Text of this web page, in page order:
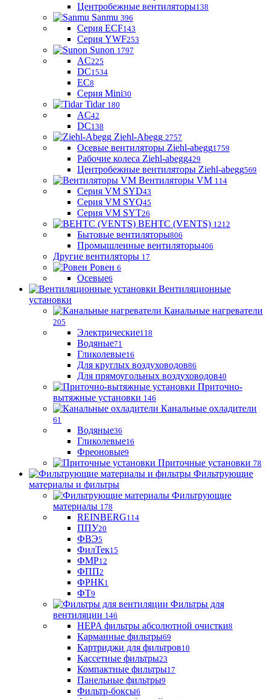
Центробежные вентиляторы138
Sanmu 396
Серия ECF143
Серия YWF253
Sunon 1797
AC225
DC1534
EC8
Серия Mini30
Tidar 180
AC42
DC138
Ziehl-Abegg 2757
Осевые вентиляторы Ziehl-abegg1759
Рабочие колеса Ziehl-abegg429
Центробежные вентиляторы Ziehl-abegg569
Вентиляторы VM 114
Серия VM SYD43
Серия VM SYQ45
Серия VM SYT26
ВЕНТС (VENTS) 1212
Бытовые вентиляторы806
Промышленные вентиляторы406
Другие вентиляторы 17
Ровен 6
Осевые6
Вентиляционные
установки
Канальные нагреватели
205
Электрические118
Водяные71
Гликолевые16
Для круглых воздуховодов86
Для прямоугольных воздуховодов40
Приточно-
вытяжные установки 146
Канальные охладители
61
Водяные36
Гликолевые16
Фреоновые9
Приточные установки 78
Фильтрующие
материалы и фильтры
Фильтрующие
материaлы 178
REINBERG114
ППУ20
ФВЭ5
ФилТек15
ФМР12
ФПП2
ФРНК1
ФТ9
Фильтры для
вентиляции 146
HEPA фильтры абсолютной очистки8
Карманные фильтры69
Картриджи для фильтров10
Кассетные фильтры23
Компактные фильтры17
Панельные фильтры9
Фильтр-боксы6